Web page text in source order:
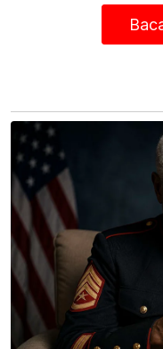
Justeru, dia
pihak ‘berminat’
tangga mereka
kalanya tergores
“Dalam mana-
kalau ada
saya faham
emosi, lebih-
"Saya tahu
fikir, jadi saya